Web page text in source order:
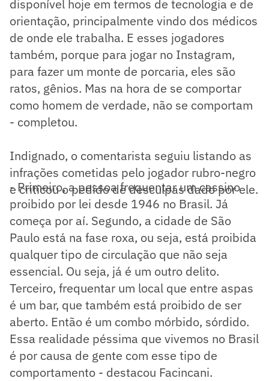
disponível hoje em termos de tecnologia e de
orientação, principalmente vindo dos médicos
de onde ele trabalha. E esses jogadores
também, porque para jogar no Instagram,
para fazer um monte de porcaria, eles são
ratos, gênios. Mas na hora de se comportar
como homem de verdade, não se comportam
- completou.
Indignado, o comentarista seguiu listando as
infrações cometidas pelo jogador rubro-negro
e criticou o pedido de desculpas dado por ele.
- Primeiro, a pessoa frequentar um cassino
proibido por lei desde 1946 no Brasil. Já
começa por aí. Segundo, a cidade de São
Paulo está na fase roxa, ou seja, está proibida
qualquer tipo de circulação que não seja
essencial. Ou seja, já é um outro delito.
Terceiro, frequentar um local que entre aspas
é um bar, que também está proibido de ser
aberto. Então é um combo mórbido, sórdido.
Essa realidade péssima que vivemos no Brasil
é por causa de gente com esse tipo de
comportamento - destacou Facincani.